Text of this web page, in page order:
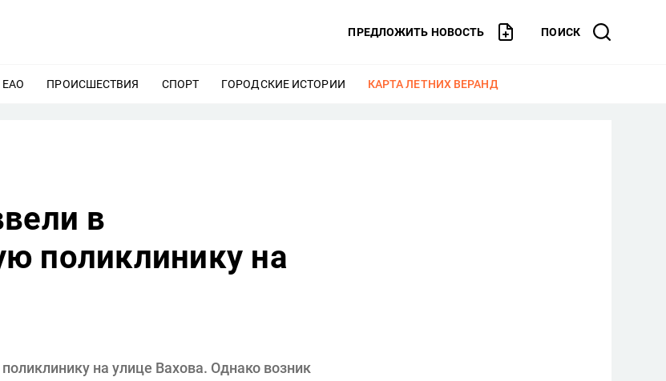
ПРЕДЛОЖИТЬ НОВОСТЬ ПОИСК
ЕЩЕ
ЕАО ЕЩЕ
ПРОИСШЕСТВИЯ ЕЩЕ
СПОРТ ЕЩЕ
ГОРОДСКИЕ ИСТОРИИ ЕЩЕ
КАРТА ЛЕТНИХ ВЕРАНД
в
поликлинику на
на улице Вахова. Однако возник